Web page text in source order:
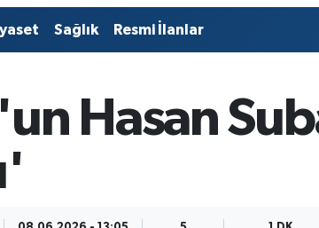
Sağlık Resmi İlanlar
Hasan